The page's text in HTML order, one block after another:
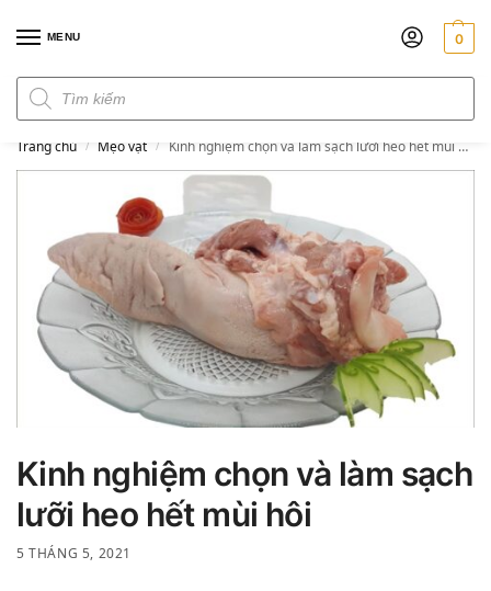
MENU 0
Trang chủ / Mẹo vặt / Kinh nghiệm chọn và làm sạch lưỡi heo hết mùi hôi
Kinh nghiệm chọn và làm sạch
lưỡi heo hết mùi hôi
5 THÁNG 5, 2021